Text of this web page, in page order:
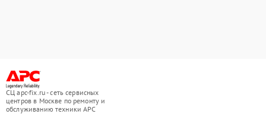
СЦ apc-fix.ru - сеть сервисных
центров в Москве по ремонту и
обслуживанию техники APC